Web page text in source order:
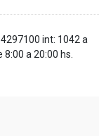
int: 1042 a
a 20:00 hs.